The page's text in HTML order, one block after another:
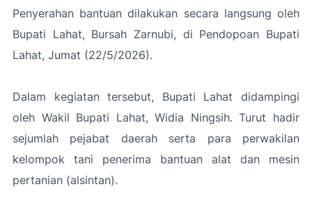
Penyerahan bantuan dilakukan secara langsung oleh
Bupati Lahat, Bursah Zarnubi, di Pendopoan Bupati
Lahat, Jumat (22/5/2026).
Dalam kegiatan tersebut, Bupati Lahat didampingi
oleh Wakil Bupati Lahat, Widia Ningsih. Turut hadir
sejumlah pejabat daerah serta para perwakilan
kelompok tani penerima bantuan alat dan mesin
pertanian (alsintan).